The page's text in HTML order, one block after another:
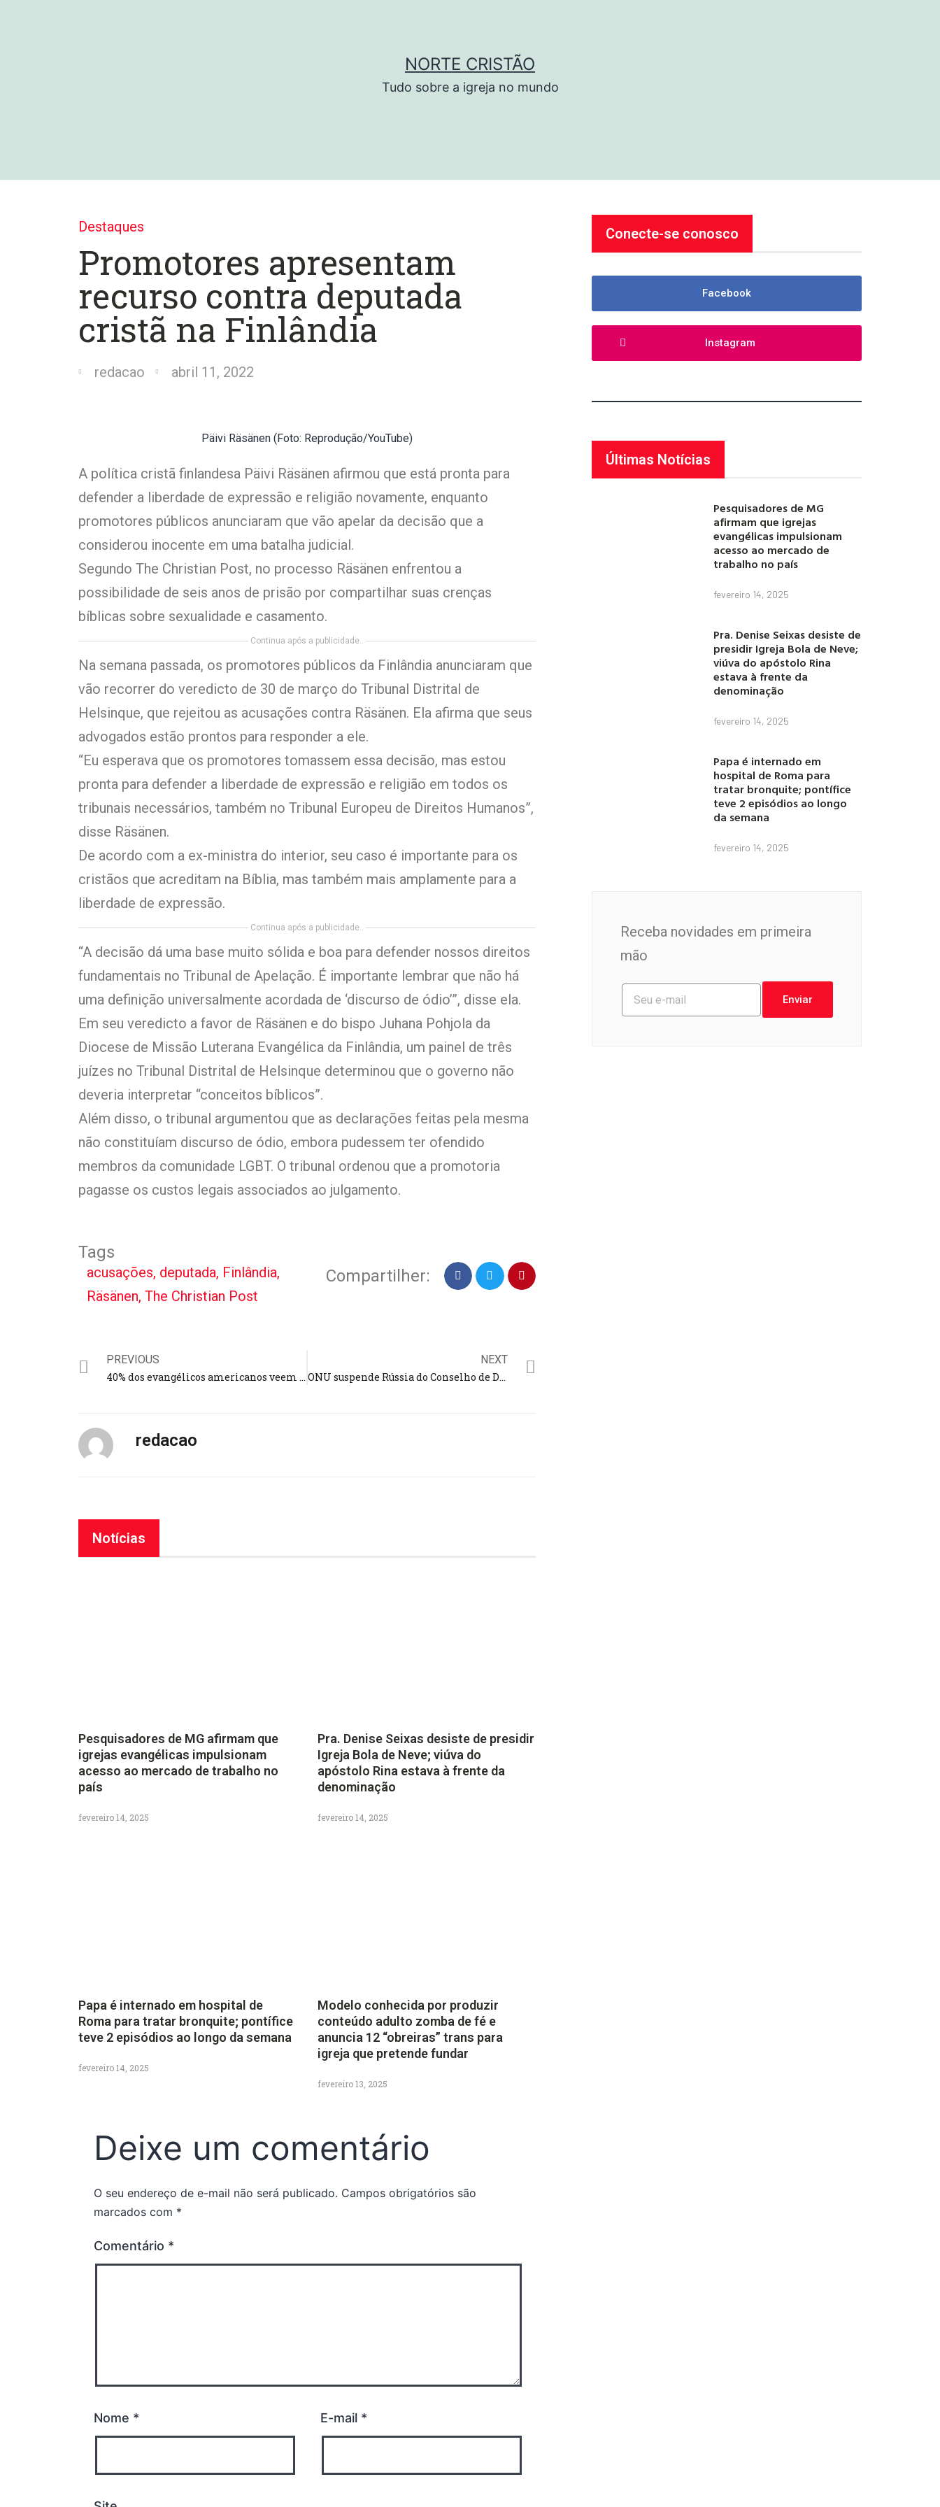
NORTE CRISTÃO
Tudo sobre a igreja no mundo
Destaques
Promotores apresentam
recurso contra deputada
cristã na Finlândia
redacao abril 11, 2022
Päivi Räsänen (Foto: Reprodução/YouTube)
A política cristã finlandesa Päivi Räsänen afirmou que está pronta para
defender a liberdade de expressão e religião novamente, enquanto
promotores públicos anunciaram que vão apelar da decisão que a
considerou inocente em uma batalha judicial.
Segundo The Christian Post, no processo Räsänen enfrentou a
possibilidade de seis anos de prisão por compartilhar suas crenças
bíblicas sobre sexualidade e casamento.
Continua após a publicidade..
Na semana passada, os promotores públicos da Finlândia anunciaram que
vão recorrer do veredicto de 30 de março do Tribunal Distrital de
Helsinque, que rejeitou as acusações contra Räsänen. Ela afirma que seus
advogados estão prontos para responder a ele.
“Eu esperava que os promotores tomassem essa decisão, mas estou
pronta para defender a liberdade de expressão e religião em todos os
tribunais necessários, também no Tribunal Europeu de Direitos Humanos”,
disse Räsänen.
De acordo com a ex-ministra do interior, seu caso é importante para os
cristãos que acreditam na Bíblia, mas também mais amplamente para a
liberdade de expressão.
Continua após a publicidade..
“A decisão dá uma base muito sólida e boa para defender nossos direitos
fundamentais no Tribunal de Apelação. É importante lembrar que não há
uma definição universalmente acordada de ‘discurso de ódio’”, disse ela.
Em seu veredicto a favor de Räsänen e do bispo Juhana Pohjola da
Diocese de Missão Luterana Evangélica da Finlândia, um painel de três
juízes no Tribunal Distrital de Helsinque determinou que o governo não
deveria interpretar “conceitos bíblicos”.
Além disso, o tribunal argumentou que as declarações feitas pela mesma
não constituíam discurso de ódio, embora pudessem ter ofendido
membros da comunidade LGBT. O tribunal ordenou que a promotoria
pagasse os custos legais associados ao julgamento.
Tags
acusações, deputada, Finlândia,
Räsänen, The Christian Post
Compartilher:
PREVIOUS
40% dos evangélicos americanos veem “significância profética” em guerra
NEXT
ONU suspende Rússia do Conselho de Direitos Humanos por violações
redacao
Notícias
Pesquisadores de MG afirmam que
igrejas evangélicas impulsionam
acesso ao mercado de trabalho no
país
fevereiro 14, 2025
Pra. Denise Seixas desiste de presidir
Igreja Bola de Neve; viúva do
apóstolo Rina estava à frente da
denominação
fevereiro 14, 2025
Papa é internado em hospital de
Roma para tratar bronquite; pontífice
teve 2 episódios ao longo da semana
fevereiro 14, 2025
Modelo conhecida por produzir
conteúdo adulto zomba de fé e
anuncia 12 “obreiras” trans para
igreja que pretende fundar
fevereiro 13, 2025
Deixe um comentário
O seu endereço de e-mail não será publicado. Campos obrigatórios são
marcados com *
Comentário *
Nome * E-mail *
Conecte-se conosco
Facebook
Instagram
Últimas Notícias
Pesquisadores de MG
afirmam que igrejas
evangélicas impulsionam
acesso ao mercado de
trabalho no país
fevereiro 14, 2025
Pra. Denise Seixas desiste de
presidir Igreja Bola de Neve;
viúva do apóstolo Rina
estava à frente da
denominação
fevereiro 14, 2025
Papa é internado em
hospital de Roma para
tratar bronquite; pontífice
teve 2 episódios ao longo
da semana
fevereiro 14, 2025
Receba novidades em primeira
mão
Enviar